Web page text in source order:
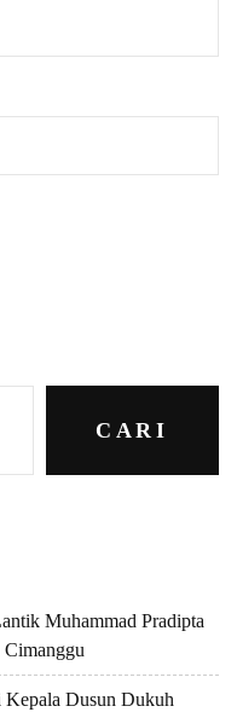
CARI
Muhammad Pradipta
Dusun Dukuh